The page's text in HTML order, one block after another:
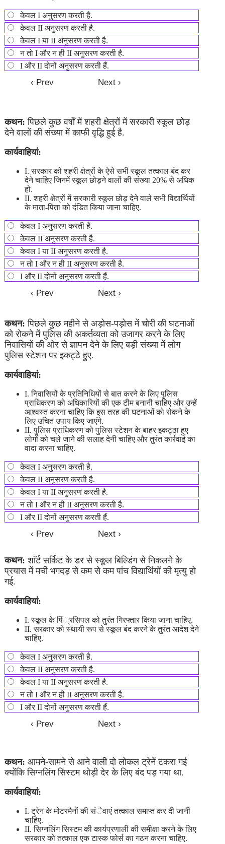
केवल I अनुसरण करती है.
केवल II अनुसरण करती है.
केवल I या II अनुसरण करती है.
न तो I और न ही II अनुसरण करती है.
I और II दोनों अनुसरण करती हैं.
कथन: पिछले कुछ वर्षों में शहरी क्षेत्रों में सरकारी स्कूल छोड़
देने वालों की संख्या में काफी वृद्धि हुई है.
कार्यवाहियां:
I. सरकार को शहरी क्षेत्रों के ऐसे सभी स्कूल तत्काल बंद कर
देने चाहिए जिनमें स्कूल छोड़ने वालों की संख्या 20% से अधिक
हो.
II. शहरी क्षेत्रों में सरकारी स्कूल छोड़ देने वाले सभी विद्यार्थियों
के माता-पिता को दंडित किया जाना चाहिए.
केवल I अनुसरण करती है.
केवल II अनुसरण करती है.
केवल I या II अनुसरण करती है.
न तो I और न ही II अनुसरण करती है.
I और II दोनों अनुसरण करती हैं.
कथन: पिछले कुछ महीने से अड़ोस-पड़ोस में चोरी की घटनाओं
को रोकने में पुलिस की अकर्तव्यता को उजागर करने के लिए
निवासियों की ओर से ज्ञापन देने के लिए बड़ी संख्या में लोग
पुलिस स्टेशन पर इकट्ठे हुए.
कार्यवाहियां:
I. निवासियों के प्रतिनिधियों से बात करने के लिए पुलिस
प्राधिकरण को अधिकारियों की एक टीम बनानी चाहिए और उन्हें
आश्वस्त करना चाहिए कि इस तरह की घटनाओं को रोकने के
लिए उचित उपाय किए जाएंगे.
II. पुलिस प्राधिकरण को पुलिस स्टेशन के बाहर इकट्ठा हुए
लोगों को चले जाने की सलाह देनी चाहिए और तुरंत कार्रवाई का
वादा करना चाहिए.
केवल I अनुसरण करती है.
केवल II अनुसरण करती है.
केवल I या II अनुसरण करती है.
न तो I और न ही II अनुसरण करती है.
I और II दोनों अनुसरण करती हैं.
कथन: शाॅर्ट सर्किट के डर से स्कूल बिल्डिंग से निकलने के
प्रयास में मची भगदड़ से कम से कम पांच विद्यार्थियों की मृत्यु हो
गई.
कार्यवाहियां:
I. स्कूल के पिं्रसिपल को तुरंत गिरफ्तार किया जाना चाहिए.
II. सरकार को स्थायी रूप से स्कूल बंद करने के तुरंत आदेश देने
चाहिए.
केवल I अनुसरण करती है.
केवल II अनुसरण करती है.
केवल I या II अनुसरण करती है.
न तो I और न ही II अनुसरण करती है.
I और II दोनों अनुसरण करती हैं.
कथन: आमने-सामने से आने वाली दो लोकल ट्रेनें टकरा गई
क्योंकि सिग्नलिंग सिस्टम थोड़ी देर के लिए बंद पड़ गया था.
कार्यवाहियां:
I. ट्रेन के मोटरमैनों की संेवाएं तत्काल समाप्त कर दी जानी
चाहिए.
II. सिग्नलिंग सिस्टम की कार्यप्रणाली की समीक्षा करने के लिए
सरकार को तत्काल एक टास्क फोर्स का गठन करना चाहिए.